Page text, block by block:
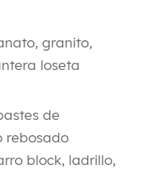
granito,
loseta
de
rebosado
block, ladrillo,